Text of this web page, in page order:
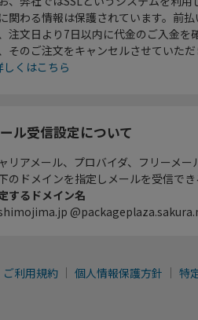
関わる情報は保護されています。前
注文日より7日以内に代金のご入金を
そのご注文をキャンセルさせていただ
しくはこちら
ル受信設定について
リアメール、プロバイダ、フリーメ
のドメインを指定しメールを受信で
するドメイン名
ご利用規約 個人情報保護方針 特